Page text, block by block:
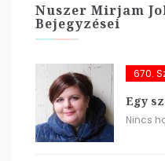
Nuszer Mirjam
Bejegyzései
670.
Egy
Nincs